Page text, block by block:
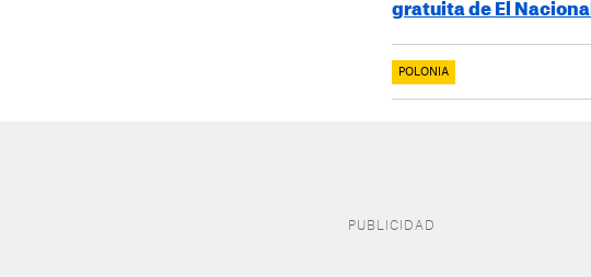
gratuita de El Nacional
POLONIA